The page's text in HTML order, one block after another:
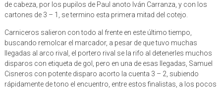
de cabeza, por los pupilos de Paul anoto Iván Carranza, y con los
cartones de 3 – 1, se termino esta primera mitad del cotejo.
Carniceros salieron con todo al frente en este último tiempo,
buscando remolcar el marcador, a pesar de que tuvo muchas
llegadas al arco rival, el portero rival se la rifo al detenerles muchos
disparos con etiqueta de gol, pero en una de esas llegadas, Samuel
Cisneros con potente disparo acorto la cuenta 3 – 2, subiendo
rápidamente de tono el encuentro, entre estos finalistas, a los pocos